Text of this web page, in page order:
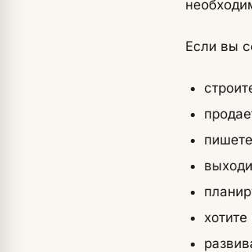
Если вы